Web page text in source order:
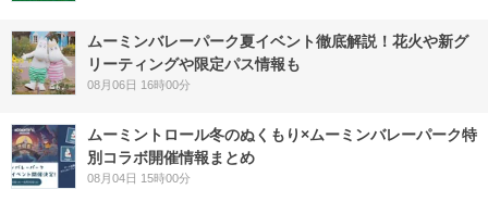
ムーミンバレーパーク夏イベント徹底解説！花火や新グ
リーティングや限定パス情報も
08月06日 16時00分
ムーミントロール冬のぬくもり×ムーミンバレーパーク特
別コラボ開催情報まとめ
08月04日 15時00分